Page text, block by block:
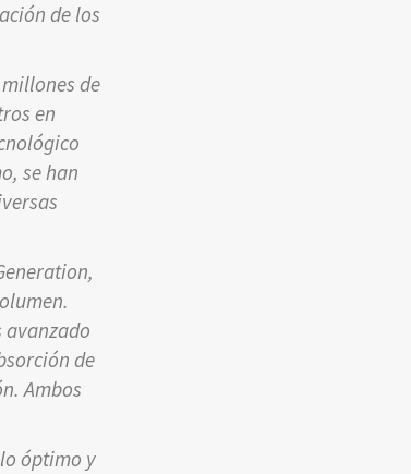
de los
de
en
se han
avanzado
de
Ambos
óptimo y